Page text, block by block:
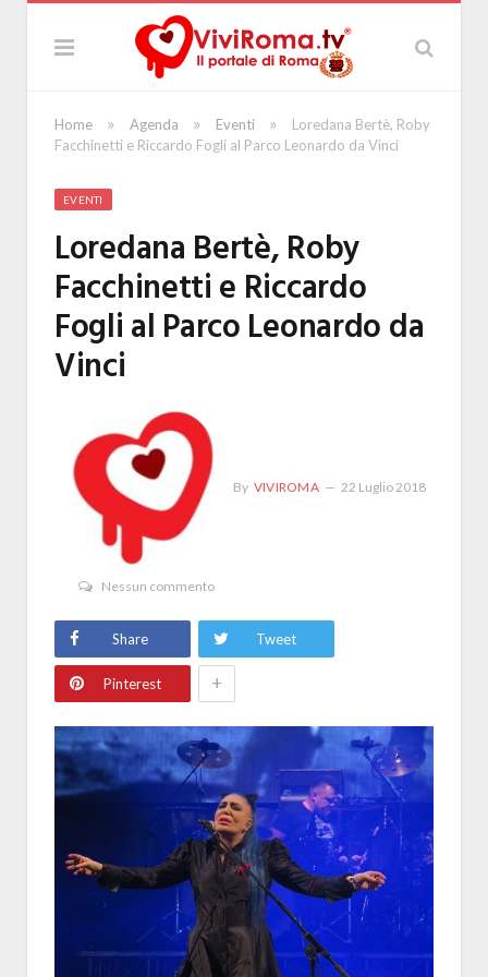
Home » Agenda » Eventi »
Loredana Bertè, Roby
Facchinetti e Riccardo Fogli al Parco Leonardo da Vinci
EVENTI
Loredana Bertè, Roby
Facchinetti e Riccardo
Fogli al Parco Leonardo da
Vinci
By VIVIROMA 22 Luglio 2018
Nessun commento
Share Tweet
Pinterest +